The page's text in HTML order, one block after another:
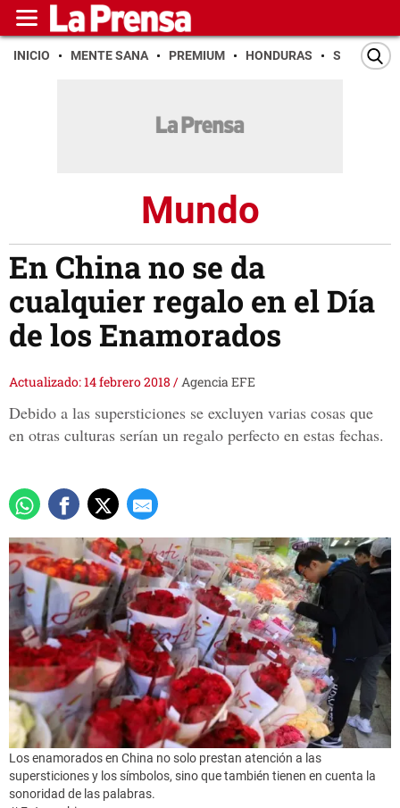
INICIO MENTE SANA PREMIUM HONDURAS SAN PEDRO
Mundo
En China no se da
cualquier regalo en el Día
de los Enamorados
Actualizado: 14 febrero 2018 /Agencia EFE
Debido a las supersticiones se excluyen varias cosas que
en otras culturas serían un regalo perfecto en estas fechas.
Los enamorados en China no solo prestan atención a las
supersticiones y los símbolos, sino que también tienen en cuenta la
sonoridad de las palabras.